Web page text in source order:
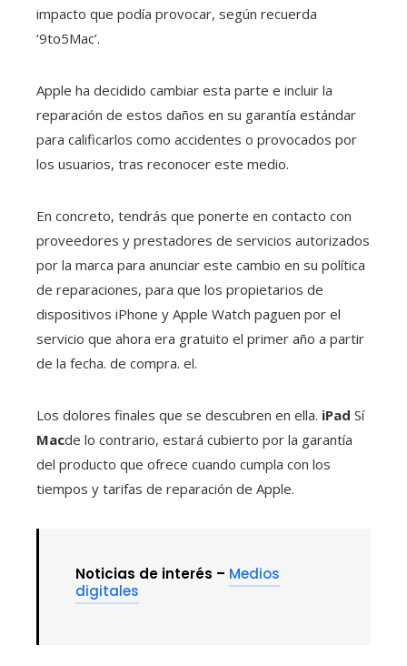
impacto que podía provocar, según recuerda
‘9to5Mac’.
Apple ha decidido cambiar esta parte e incluir la
reparación de estos daños en su garantía estándar
para calificarlos como accidentes o provocados por
los usuarios, tras reconocer este medio.
En concreto, tendrás que ponerte en contacto con
proveedores y prestadores de servicios autorizados
por la marca para anunciar este cambio en su política
de reparaciones, para que los propietarios de
dispositivos iPhone y Apple Watch paguen por el
servicio que ahora era gratuito el primer año a partir
de la fecha. de compra. el.
Los dolores finales que se descubren en ella. iPad Sí
Macde lo contrario, estará cubierto por la garantía
del producto que ofrece cuando cumpla con los
tiempos y tarifas de reparación de Apple.
Noticias de interés – Medios
digitales